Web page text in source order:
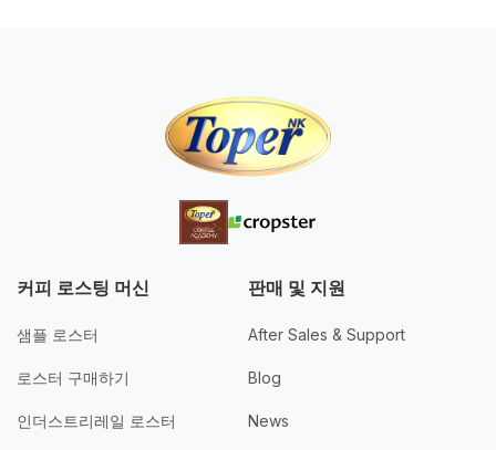
커피 로스팅 머신
샘플 로스터
로스터 구매하기
인더스트리레일 로스터
판매 및 지원
After Sales & Support
Blog
News